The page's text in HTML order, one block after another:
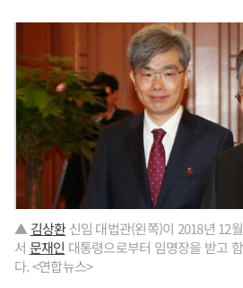
▲ 김상환신임 대법관(왼쪽)이 2018년 12
서 문재인 대통령으로부터 임명장을 받고
다. <연합뉴스>